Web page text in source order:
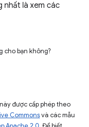
nhất là xem các
cho bạn không?
được cấp phép theo
Commonsvà các mẫu